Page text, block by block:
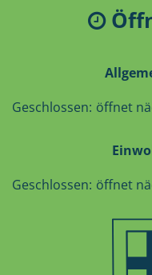
Klicken, um weitere
Geschlossen: öffnet
Klicken, um weitere
Geschlossen: öffnet